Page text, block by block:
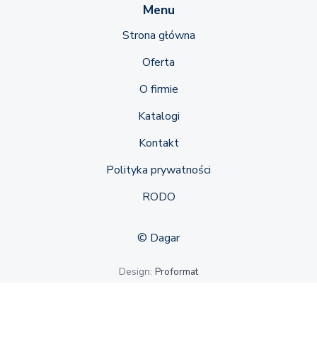
Menu
Strona główna
Oferta
O firmie
Katalogi
Kontakt
Polityka prywatności
RODO
© Dagar
Design: Proformat